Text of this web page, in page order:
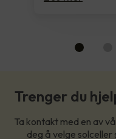
Trenger du
Ta kontakt med en av
deg å velge solceller